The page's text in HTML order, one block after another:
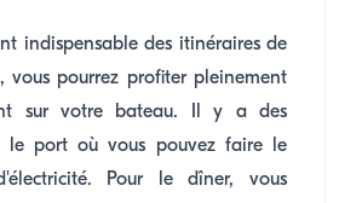
indispensable des itinéraires de
vous pourrez profiter pleinement
sur votre bateau. Il y a des
le port où vous pouvez faire le
Pour le dîner, vous